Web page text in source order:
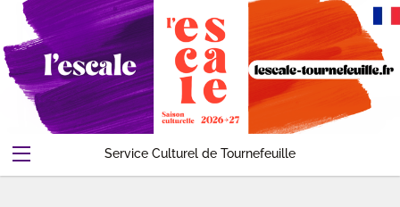
Service Culturel de Tournefeuille